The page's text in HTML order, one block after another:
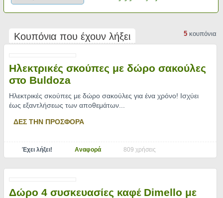
Κουπόνια που έχουν λήξει 5κουπόνια
Ηλεκτρικές σκούπες με δώρο σακούλες
στο Buldoza
Ηλεκτρικές σκούπες με δώρο σακούλες για ένα χρόνο! Ισχύει
έως εξαντλήσεως των αποθεμάτων.
ΔΕΣ ΤΗΝ ΠΡΟΣΦΟΡΑ
Έχει λήξει! Αναφορά 809 χρήσεις
Δώρο 4 συσκευασίες καφέ Dimello με